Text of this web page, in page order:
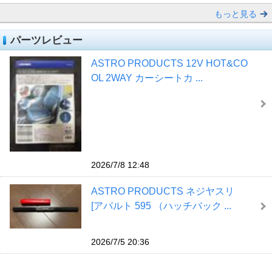
もっと見る
パーツレビュー
ASTRO PRODUCTS 12V HOT&CO
OL 2WAY カーシートカ ...
2026/7/8 12:48
ASTRO PRODUCTS ネジヤスリ
[アバルト 595 （ハッチバック ...
2026/7/5 20:36